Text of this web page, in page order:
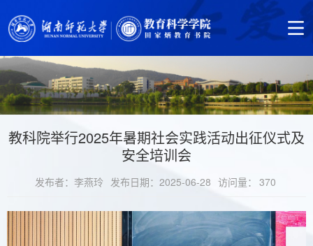
教科院举行2025年暑期社会实践活动出征仪式及
安全培训会
发布者：李燕玲 发布日期：2025-06-28 访问量： 370